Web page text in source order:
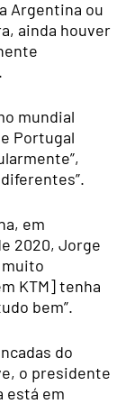
Argentina ou
ainda houver
mundial
Portugal
em
2020, Jorge
muito
KTM] tenha
bem”.
do
o presidente
está em